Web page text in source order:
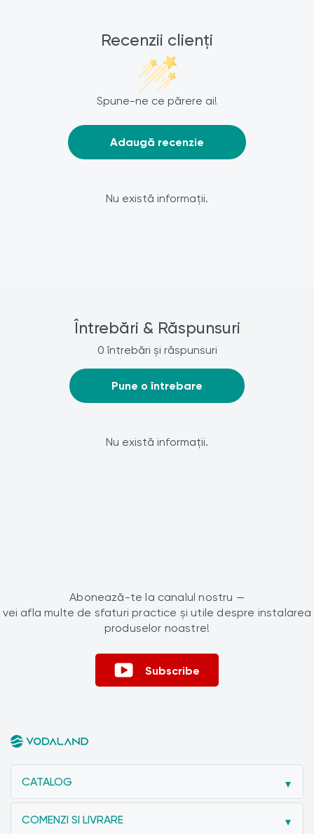
Recenzii clienți
Spune-ne ce părere ai!
Adaugă recenzie
Nu există informații.
Întrebări & Răspunsuri
0 întrebări și răspunsuri
Pune o întrebare
Nu există informații.
Abonează-te la canalul nostru —
vei afla multe de sfaturi practice și utile despre instalarea
produselor noastre!
Subscribe
CATALOG
COMENZI SI LIVRARE